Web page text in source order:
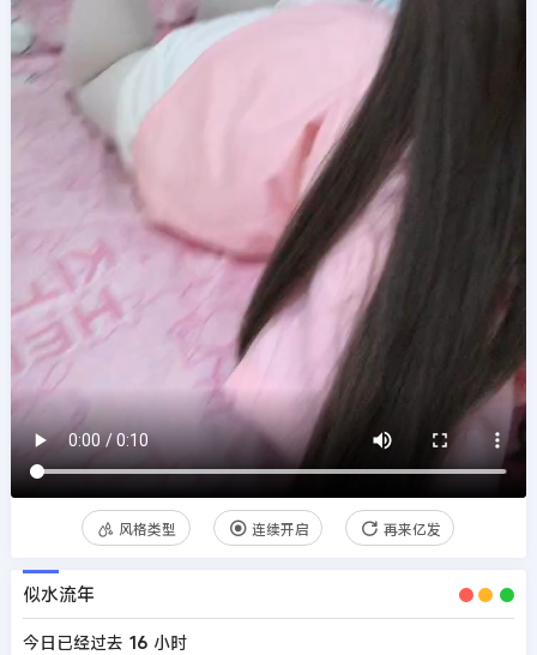
风格类型 连续开启 再来亿发
似水流年
今日已经过去 16 小时